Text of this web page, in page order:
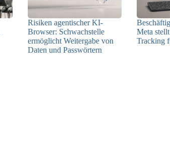
Risiken agentischer KI-
Browser: Schwachstelle
ermöglicht Weitergabe von
Daten und Passwörtern
Meta
Tracking